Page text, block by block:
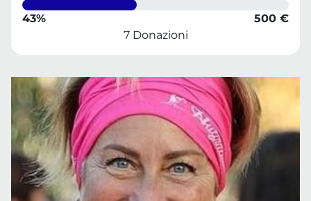
43%
500 €
7 Donazioni